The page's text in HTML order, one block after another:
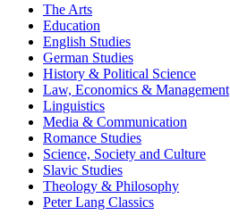
The Arts
Education
English Studies
German Studies
History & Political Science
Law, Economics & Management
Linguistics
Media & Communication
Romance Studies
Science, Society and Culture
Slavic Studies
Theology & Philosophy
Peter Lang Classics